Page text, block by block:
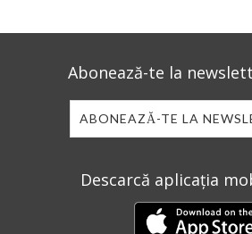
Abonează-te la
ABONEAZĂ-TE LA
Descarcă aplicația